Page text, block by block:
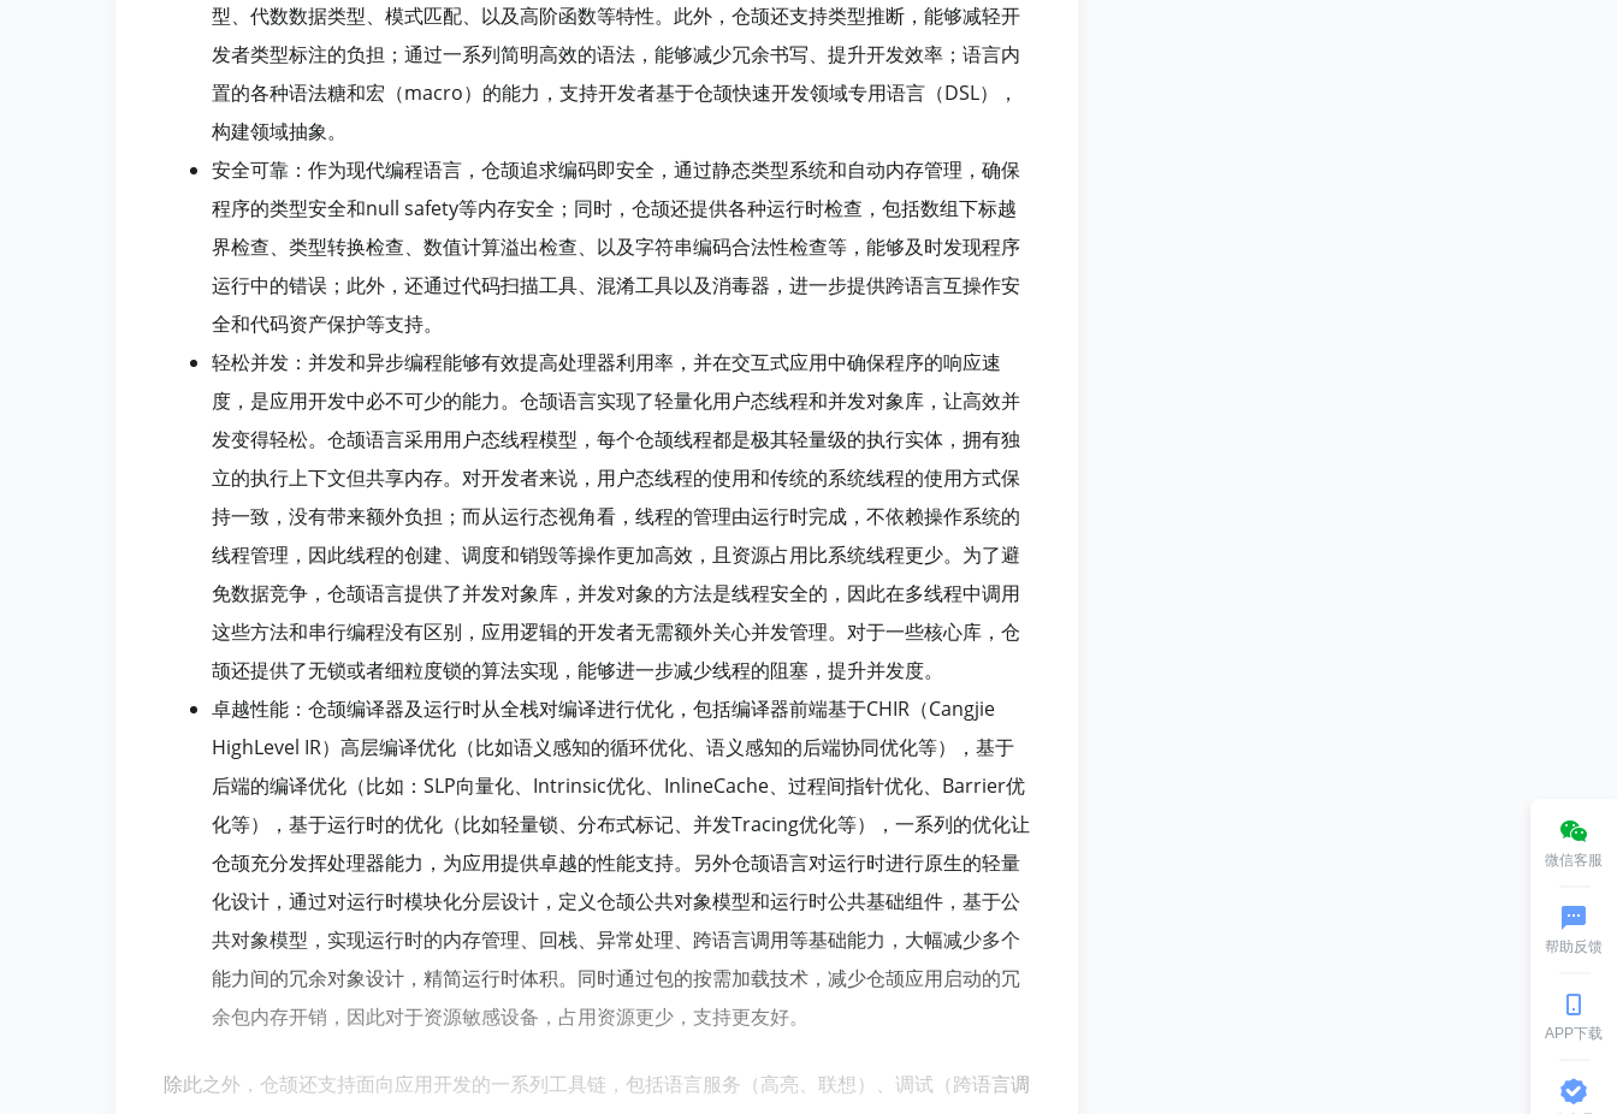
型、代数数据类型、模式匹配、以及高阶函数等特性。此外，仓颉还支持类型推断，能够减轻开
发者类型标注的负担；通过一系列简明高效的语法，能够减少冗余书写、提升开发效率；语言内
置的各种语法糖和宏（macro）的能力，支持开发者基于仓颉快速开发领域专用语言（DSL），
构建领域抽象。
安全可靠：作为现代编程语言，仓颉追求编码即安全，通过静态类型系统和自动内存管理，确保
程序的类型安全和null safety等内存安全；同时，仓颉还提供各种运行时检查，包括数组下标越
界检查、类型转换检查、数值计算溢出检查、以及字符串编码合法性检查等，能够及时发现程序
运行中的错误；此外，还通过代码扫描工具、混淆工具以及消毒器，进一步提供跨语言互操作安
全和代码资产保护等支持。
轻松并发：并发和异步编程能够有效提高处理器利用率，并在交互式应用中确保程序的响应速
度，是应用开发中必不可少的能力。仓颉语言实现了轻量化用户态线程和并发对象库，让高效并
发变得轻松。仓颉语言采用用户态线程模型，每个仓颉线程都是极其轻量级的执行实体，拥有独
立的执行上下文但共享内存。对开发者来说，用户态线程的使用和传统的系统线程的使用方式保
持一致，没有带来额外负担；而从运行态视角看，线程的管理由运行时完成，不依赖操作系统的
线程管理，因此线程的创建、调度和销毁等操作更加高效，且资源占用比系统线程更少。为了避
免数据竞争，仓颉语言提供了并发对象库，并发对象的方法是线程安全的，因此在多线程中调用
这些方法和串行编程没有区别，应用逻辑的开发者无需额外关心并发管理。对于一些核心库，仓
颉还提供了无锁或者细粒度锁的算法实现，能够进一步减少线程的阻塞，提升并发度。
卓越性能：仓颉编译器及运行时从全栈对编译进行优化，包括编译器前端基于CHIR（Cangjie
HighLevel IR）高层编译优化（比如语义感知的循环优化、语义感知的后端协同优化等），基于
后端的编译优化（比如：SLP向量化、Intrinsic优化、InlineCache、过程间指针优化、Barrier优
化等），基于运行时的优化（比如轻量锁、分布式标记、并发Tracing优化等），一系列的优化让
仓颉充分发挥处理器能力，为应用提供卓越的性能支持。另外仓颉语言对运行时进行原生的轻量
化设计，通过对运行时模块化分层设计，定义仓颉公共对象模型和运行时公共基础组件，基于公
共对象模型，实现运行时的内存管理、回栈、异常处理、跨语言调用等基础能力，大幅减少多个
能力间的冗余对象设计，精简运行时体积。同时通过包的按需加载技术，减少仓颉应用启动的冗
余包内存开销，因此对于资源敏感设备，占用资源更少，支持更友好。
除此之外，仓颉还支持面向应用开发的一系列工具链，包括语言服务（高亮、联想）、调试（跨语言调
微信客服
帮助反馈
APP下载